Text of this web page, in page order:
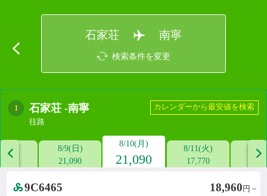
石家荘 南寧
検索条件を変更
1 石家荘 -南寧
往路
カレンダーから最安値を検索

土)
8/9(日)
21,090
8/10(月)
21,090
8/11(火)
17,770
8/

9C6465 18,960 円 ~